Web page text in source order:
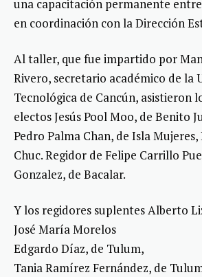
una capacitación permanente
en coordinación con la Dirección
Al taller, que fue impartido por
Rivero, secretario académico de la
Tecnológica de Cancún, asistieron
electos Jesús Pool Moo, de Benito
Pedro Palma Chan, de Isla
Chuc. Regidor de Felipe Carrillo
Gonzalez, de Bacalar.
Y los regidores suplentes Alberto
José María Morelos
Edgardo Díaz, de Tulum,
Tania Ramírez Fernández, de